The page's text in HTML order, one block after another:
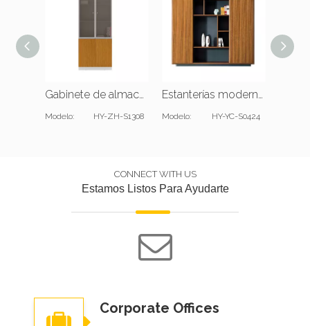
Gabinete de almacenamiento de libros con puertas de vidrio
Modelo: HY-ZH-S1308
Estanterías modernas hechas a medida con puertas
Modelo: HY-YC-S0424
CONNECT WITH US
Estamos Listos Para Ayudarte
Corporate Offices